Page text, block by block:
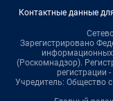
Контактные данные
Зарегистрировано
информационных
(Роскомнадзор).
регистрации
Учредитель: Общество